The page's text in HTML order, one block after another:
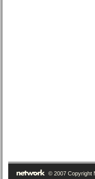
© 2007 Copyright